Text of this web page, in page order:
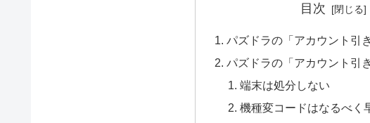
目次
パズドラの「アカウント引
パズドラの「アカウント引
端末は処分しない
機種変コードはなるべく